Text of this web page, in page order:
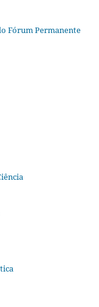
Fórum Permanente